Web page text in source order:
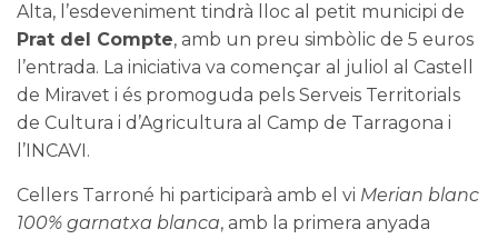
Alta, l’esdeveniment tindrà lloc al petit municipi de
Prat del Compte, amb un preu simbòlic de 5 euros
l’entrada. La iniciativa va començar al juliol al Castell
de Miravet i és promoguda pels Serveis Territorials
de Cultura i d’Agricultura al Camp de Tarragona i
l’INCAVI.
Cellers Tarroné hi participarà amb el vi Merian blanc
100% garnatxa blanca, amb la primera anyada